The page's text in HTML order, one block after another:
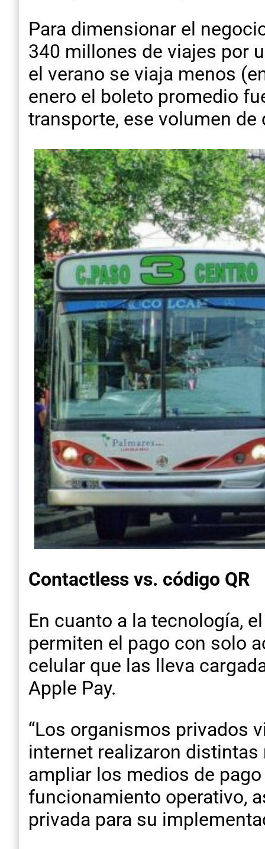
Para dimensionar el
340 millones de viajes por
el verano se viaja menos
enero el boleto promedio
transporte, ese volumen
Contactless vs. código QR
En cuanto a la tecnología,
permiten el pago con solo
celular que las lleva
Apple Pay.
“Los organismos privados
internet realizaron
ampliar los medios de
funcionamiento operativo,
privada para su